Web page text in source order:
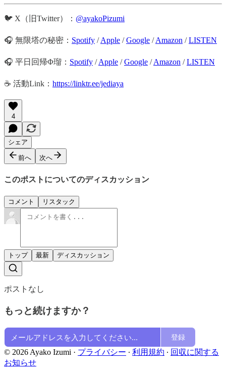
🐦 X（旧Twitter）： @ayakoPizumi
🎧 無限塔の秘密： Spotify /Apple /Google /Amazon /LISTEN
🎧 平日回帰Φ瑠： Spotify /Apple /Google /Amazon /LISTEN
☕️ 活動Link： https://linktr.ee/jediaya
4
シェア
前へ 次へ
このポストについてのディスカッション
コメント リスタック
トップ 最新 ディスカッション
ポストなし
もっと続けますか？
登録
© 2026 Ayako Izumi · プライバシー ∙ 利用規約 ∙ 回収に関する
お知らせ